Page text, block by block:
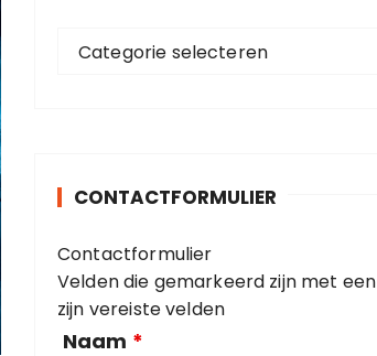
r
e
ë
n
Categorie selecteren
CONTACTFORMULIER
Contactformulier
Velden die gemarkeerd zijn met een
zijn vereiste velden
Naam *